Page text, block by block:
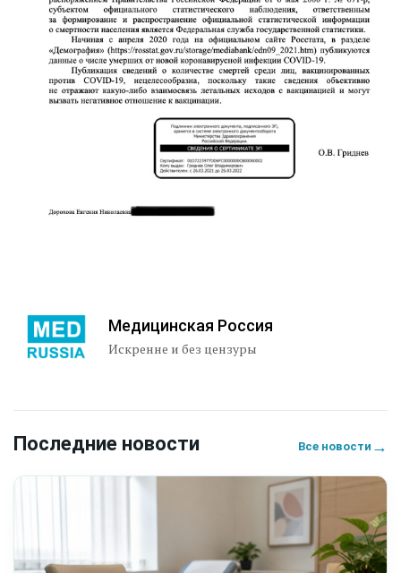
Медицинская Россия
Искренне и без цензуры
Последние новости Все новости →